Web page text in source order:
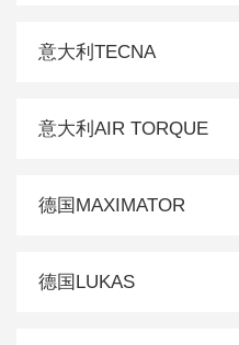
意大利TECNA
意大利AIR TORQUE
德国MAXIMATOR
德国LUKAS